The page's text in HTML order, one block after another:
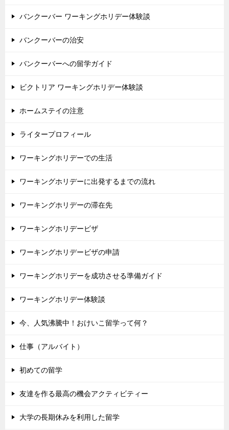
バンクーバー ワーキングホリデー体験談
バンクーバーの治安
バンクーバーへの留学ガイド
ビクトリア ワーキングホリデー体験談
ホームステイの注意
ライタープロフィール
ワーキングホリデーでの生活
ワーキングホリデーに出発するまでの流れ
ワーキングホリデーの滞在先
ワーキングホリデービザ
ワーキングホリデービザの申請
ワーキングホリデーを成功させる準備ガイド
ワーキングホリデー体験談
今、人気沸騰中！おけいこ留学って何？
仕事（アルバイト）
初めての留学
友達を作る最高の機会アクティビティー
大学の長期休みを利用した留学